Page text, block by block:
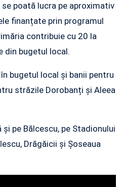
poată lucra pe aproximativ
finanțate prin programul
contribuie cu 20 la
din bugetul local.
bugetul local și banii pentru
străzile Dorobanți și Aleea
pe Bălcescu, pe Stadionului
Drăgăicii și Șoseaua